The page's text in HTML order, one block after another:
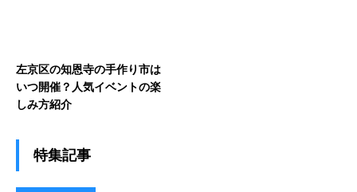
左京区の知恩寺の手作り市は
いつ開催？人気イベントの楽
しみ方紹介
特集記事